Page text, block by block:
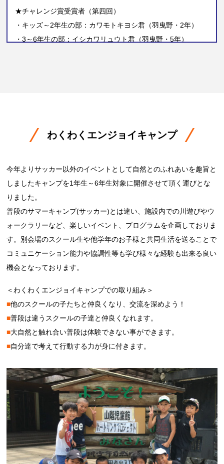
★チャレンジ賞受賞者（第四回）
・キッズ～2年生の部：カワモトキヨシ君（羽曳野・2年）
・3～6年生の部：イシカワリュウト君（羽曳野・5年）
わくわくエンジョイキャンプ
今年よりサッカー以外のイベントとして自然とのふれあいを趣旨と
しましたキャンプを1年生～6年生対象に開催させて頂く運びとな
りました。
普段のサマーキャンプ(サッカー)とは違い、施設内での川遊びやウ
ォークラリーなど、楽しいイベント、プログラムを企画しておりま
す。別会場のスクール生や他学年のお子様と共同生活を送ることで
コミュニケーション能力や協調性等も学び様々な経験も出来る良い
機会となっております。
＜わくわくエンジョイキャンプでの取り組み＞
■他のスクールの子たちと仲良くなり、交流を深めよう！
■普段は違うスクールの子達と仲良くなれます。
■大自然と触れ合い普段は体験できない事ができます。
■自分達で考えて行動する力が身に付きます。